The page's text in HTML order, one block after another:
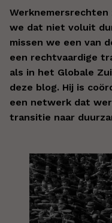
Werknemersrechten
we dat niet voluit
missen we een van
een rechtvaardige
als in het Globale
deze blog. Hij is
een netwerk dat
transitie naar